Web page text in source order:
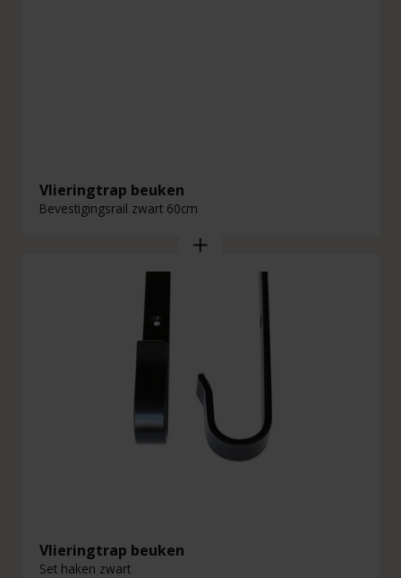
Vlieringtrap beuken
Bevestigingsrail zwart 60cm
Vlieringtrap beuken
Set haken zwart